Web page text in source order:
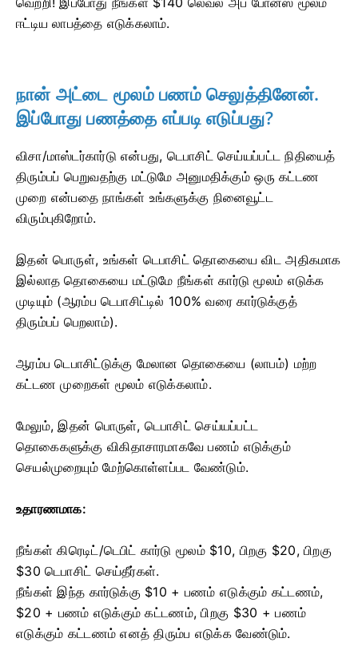
ஈட்டிய லாபத்தை எடுக்கலாம்.
நான் அட்டை மூலம் பணம் செலுத்தினேன்.
இப்போது பணத்தை எப்படி எடுப்பது?
விசா/மாஸ்டர்கார்டு என்பது, டெபாசிட் செய்யப்பட்ட நிதியைத்
திரும்பப் பெறுவதற்கு மட்டுமே அனுமதிக்கும் ஒரு கட்டண
முறை என்பதை நாங்கள் உங்களுக்கு நினைவூட்ட
விரும்புகிறோம்.
இதன் பொருள், உங்கள் டெபாசிட் தொகையை விட அதிகமாக
இல்லாத தொகையை மட்டுமே நீங்கள் கார்டு மூலம் எடுக்க
முடியும் (ஆரம்ப டெபாசிட்டில் 100% வரை கார்டுக்குத்
திரும்பப் பெறலாம்).
ஆரம்ப டெபாசிட்டுக்கு மேலான தொகையை (லாபம்) மற்ற
கட்டண முறைகள் மூலம் எடுக்கலாம்.
மேலும், இதன் பொருள், டெபாசிட் செய்யப்பட்ட
தொகைகளுக்கு விகிதாசாரமாகவே பணம் எடுக்கும்
செயல்முறையும் மேற்கொள்ளப்பட வேண்டும்.
உதாரணமாக:
நீங்கள் கிரெடிட்/டெபிட் கார்டு மூலம் $10, பிறகு $20, பிறகு
$30 டெபாசிட் செய்தீர்கள்.
நீங்கள் இந்த கார்டுக்கு $10 + பணம் எடுக்கும் கட்டணம்,
$20 + பணம் எடுக்கும் கட்டணம், பிறகு $30 + பணம்
எடுக்கும் கட்டணம் எனத் திரும்ப எடுக்க வேண்டும்.